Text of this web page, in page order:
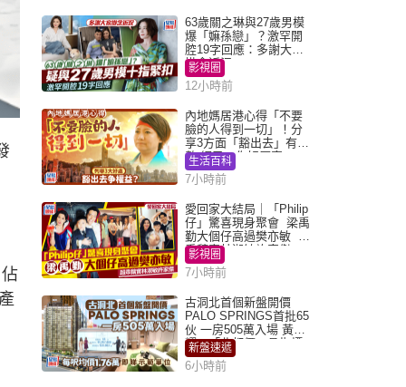
63歲關之琳與27歲男模
爆「嫲孫戀」？激罕開
腔19字回應：多謝大家
掛念近況
影視圈
12小時前
內地媽居港心得「不要
臉的人得到一切」！分
享3方面「豁出去」有著
數 網民：你好厲害
生活百科
7小時前
愛回家大結局｜「Philip
仔」驚喜現身聚會 梁禹
勤大個仔高過樊亦敏 超
乖黐實林淑敏許家傑
影視圈
7小時前
古洞北首個新盤開價
PALO SPRINGS首批65
伙 一房505萬入場 黃光
耀：「北都價」具指標
作用
新盤速遞
6小時前